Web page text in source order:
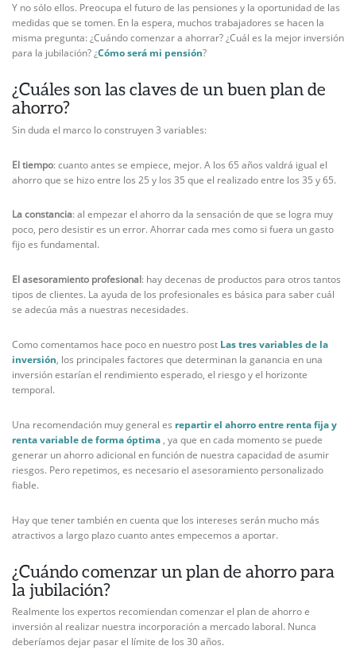
Y no sólo ellos. Preocupa el futuro de las pensiones y la oportunidad de las
medidas que se tomen. En la espera, muchos trabajadores se hacen la
misma pregunta: ¿Cuándo comenzar a ahorrar? ¿Cuál es la mejor inversión
para la jubilación? ¿Cómo será mi pensión?
¿Cuáles son las claves de un buen plan de
ahorro?
Sin duda el marco lo construyen 3 variables:
El tiempo: cuanto antes se empiece, mejor. A los 65 años valdrá igual el
ahorro que se hizo entre los 25 y los 35 que el realizado entre los 35 y 65.
Laconstancia: al empezar el ahorro da la sensación de que se logra muy
poco, pero desistir es un error. Ahorrar cada mes como si fuera un gasto
fijo es fundamental.
El asesoramiento profesional: hay decenas de productos para otros tantos
tipos de clientes. La ayuda de los profesionales es básica para saber cuál
se adecúa más a nuestras necesidades.
Como comentamos hace poco en nuestro post Las tres variables de la
inversión, los principales factores que determinan la ganancia en una
inversión estarían el rendimiento esperado, el riesgo y el horizonte
temporal.
Una recomendación muy general es repartir el ahorro entre renta fija y
renta variable de forma óptima , ya que en cada momento se puede
generar un ahorro adicional en función de nuestra capacidad de asumir
riesgos. Pero repetimos, es necesario el asesoramiento personalizado
fiable.
Hay que tener también en cuenta que los intereses serán mucho más
atractivos a largo plazo cuanto antes empecemos a aportar.
¿Cuándo comenzar un plan de ahorro para
la jubilación?
Realmente los expertos recomiendan comenzar el plan de ahorro e
inversión al realizar nuestra incorporación a mercado laboral. Nunca
deberíamos dejar pasar el límite de los 30 años.